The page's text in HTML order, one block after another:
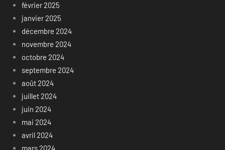
février 2025
janvier 2025
décembre 2024
novembre 2024
octobre 2024
septembre 2024
août 2024
juillet 2024
juin 2024
mai 2024
avril 2024
mars 2024